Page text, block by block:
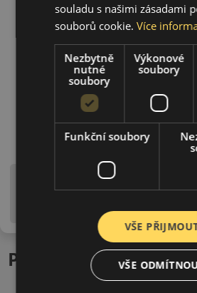
Upozornění! Hodnoty na štítku jsou
informativního charakteru. Mohou
is EU štítky ve smyslu dosud platné
Podobné produkty
souladu s našimi zásadami
souborů cookie.Více
Nezbytně
nutné
soubory
Výkonové
soubory
Funkční soubory
VŠE
VŠE